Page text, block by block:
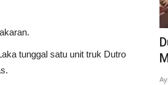
tunggal satu unit truk Dutro
helm